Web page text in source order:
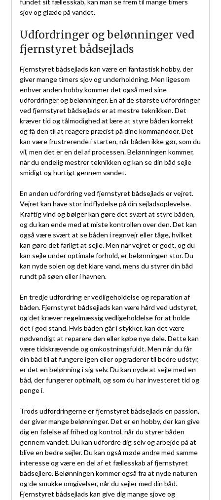
sjov og glæde på vandet.
Udfordringer og belønninger ved
fjernstyret bådsejlads
Fjernstyret bådsejlads kan være en fantastisk hobby, der
giver mange timers sjov og underholdning. Men ligesom
enhver anden hobby kommer det også med sine
udfordringer og belønninger. En af de største udfordringer
ved fjernstyret bådsejlads er at mestre teknikken. Det
kræver tid og tålmodighed at lære at styre båden korrekt
og få den til at reagere præcist på dine kommandoer. Det
kan være frustrerende i starten, når båden ikke gør, som du
vil, men det er en del af processen. Belønningen kommer,
når du endelig mestrer teknikken og kan se din båd sejle
smidigt og hurtigt gennem vandet.
En anden udfordring ved fjernstyret bådsejlads er vejret.
Vejret kan have stor indflydelse på din sejladsoplevelse.
Kraftig vind og bølger kan gøre det svært at styre båden,
og du kan ende med at miste kontrollen over den. Det kan
også være svært at se båden i regnvejr eller tåge, hvilket
kan gøre det farligt at sejle. Men når vejret er godt, og du
kan sejle under optimale forhold, er belønningen stor. Du
kan nyde solen og det klare vand, mens du styrer din båd
rundt på søen eller i havnen.
En tredje udfordring er vedligeholdelse og reparation af
båden. Fjernstyret bådsejlads kan være hård ved udstyret,
og det kræver regelmæssig vedligeholdelse for at holde
det i god stand. Hvis båden går i stykker, kan det være
nødvendigt at reparere den eller købe nye dele. Dette kan
være tidskrævende og omkostningsfuldt. Men når du får
din båd til at fungere igen eller opgraderer til bedre udstyr,
er det en belønning i sig selv. Du kan nyde at sejle med en
båd, der fungerer optimalt, og som du har investeret tid og
penge i.
Trods udfordringerne er fjernstyret bådsejlads en passion,
der giver mange belønninger. Det er en hobby, der kan give
dig en følelse af frihed og kontrol, når du styrer båden
gennem vandet. Du kan udfordre dig selv og arbejde på at
blive en bedre sejler. Du kan også møde andre med samme
interesse og være en del af et fællesskab af fjernstyret
bådsejlere. Belønningen kommer også fra at nyde naturen
og de smukke omgivelser, når du sejler med din båd.
Fjernstyret bådsejlads kan give dig mange sjove og